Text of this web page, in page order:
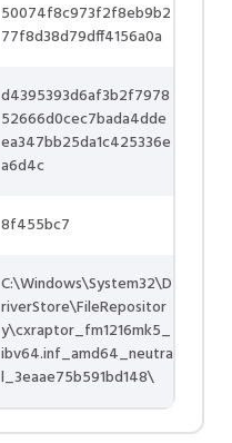
50074f8c973f2f8eb9b2
77f8d38d79dff4156a0a
d4395393d6af3b2f7978
52666d0cec7bada4dde
ea347bb25da1c425336e
a6d4c
8f455bc7
C:\Windows\System32\D
riverStore\FileRepositor
y\cxraptor_fm1216mk5_
ibv64.inf_amd64_neutra
l_3eaae75b591bd148\